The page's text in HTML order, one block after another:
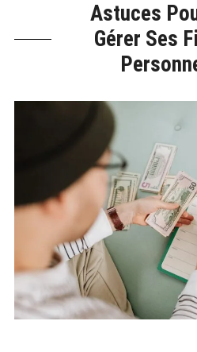
Astuces
Gérer Ses